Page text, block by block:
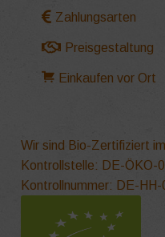
Zahlungsarten
Preisgestaltung
Einkaufen vor Ort
Wir sind Bio-Zertifiziert
Kontrollstelle: DE-ÖKO-
Kontrollnummer: DE-